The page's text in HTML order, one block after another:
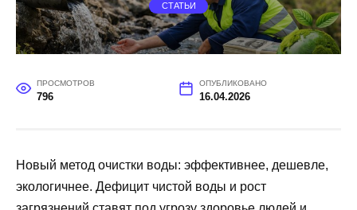
СТАТЬИ
ПРОСМОТРОВ
796
ОПУБЛИКОВАНО
16.04.2026
Новый метод очистки воды: эффективнее, дешевле,
экологичнее. Дефицит чистой воды и рост